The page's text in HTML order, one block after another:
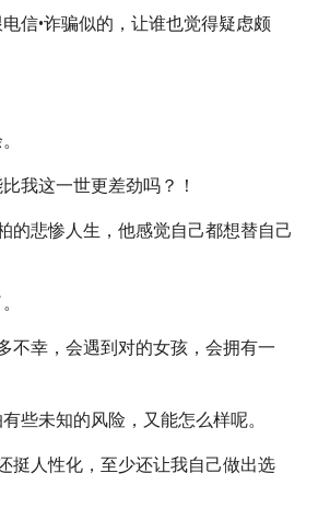
信•诈骗似的，让谁也觉得疑虑颇
我这一世更差劲吗？！
的悲惨人生，他感觉自己都想替自己
不幸，会遇到对的女孩，会拥有一
些未知的风险，又能怎么样呢。
挺人性化，至少还让我自己做出选